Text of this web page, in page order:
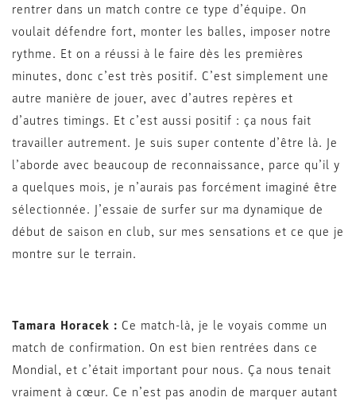
rentrer dans un match contre ce type d’équipe. On
voulait défendre fort, monter les balles, imposer notre
rythme. Et on a réussi à le faire dès les premières
minutes, donc c’est très positif. C’est simplement une
autre manière de jouer, avec d’autres repères et
d’autres timings. Et c’est aussi positif : ça nous fait
travailler autrement. Je suis super contente d’être là. Je
l’aborde avec beaucoup de reconnaissance, parce qu’il y
a quelques mois, je n’aurais pas forcément imaginé être
sélectionnée. J’essaie de surfer sur ma dynamique de
début de saison en club, sur mes sensations et ce que je
montre sur le terrain.
Tamara Horacek : Ce match-là, je le voyais comme un
match de confirmation. On est bien rentrées dans ce
Mondial, et c’était important pour nous. Ça nous tenait
vraiment à cœur. Ce n’est pas anodin de marquer autant